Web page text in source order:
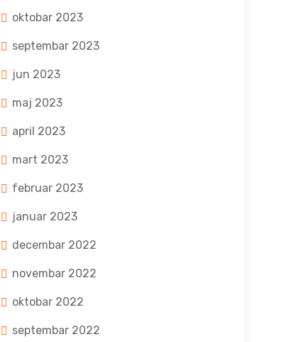
oktobar 2023
septembar 2023
jun 2023
maj 2023
april 2023
mart 2023
februar 2023
januar 2023
decembar 2022
novembar 2022
oktobar 2022
septembar 2022